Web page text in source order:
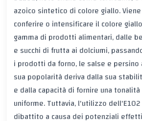
azoico sintetico di colore giallo.
conferire o intensificare il colore
gamma di prodotti alimentari, dalle
e succhi di frutta ai dolciumi,
i prodotti da forno, le salse e persino
sua popolarità deriva dalla sua
e dalla capacità di fornire una
uniforme. Tuttavia, l'utilizzo
dibattito a causa dei potenziali